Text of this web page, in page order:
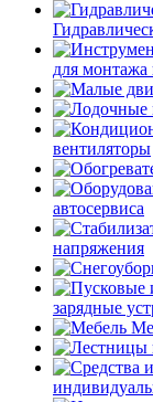
для монтажа
вентиляторы
автосервиса
напряжения
зарядные